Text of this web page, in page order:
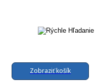
Zobraziť košík